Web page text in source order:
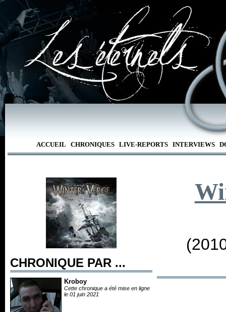
ACCUEIL CHRONIQUES LIVE-REPORTS INTERVIEWS
CHRONIQUE PAR ...
Kroboy
Cette chronique a été mise en ligne
le 01 juin 2021